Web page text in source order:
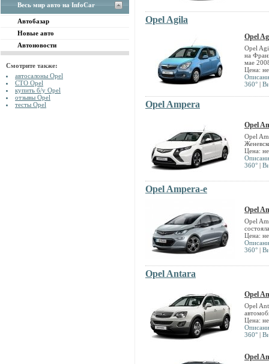
Весь мир авто на InfoCar
Автобазар
Новые авто
Автоновости
Смотрите также:
автосалоны Opel
СТО Opel
купить б/у Opel
отзывы Opel
тесты Opel
Opel Agila
Opel
Opel
на
мае
Цена:
360° |
Opel Ampera
Opel
Opel
Цена:
360° |
Opel Ampera-e
Opel
Opel
Цена:
360° |
Opel Antara
Opel
Opel
Цена:
360° |
Opel